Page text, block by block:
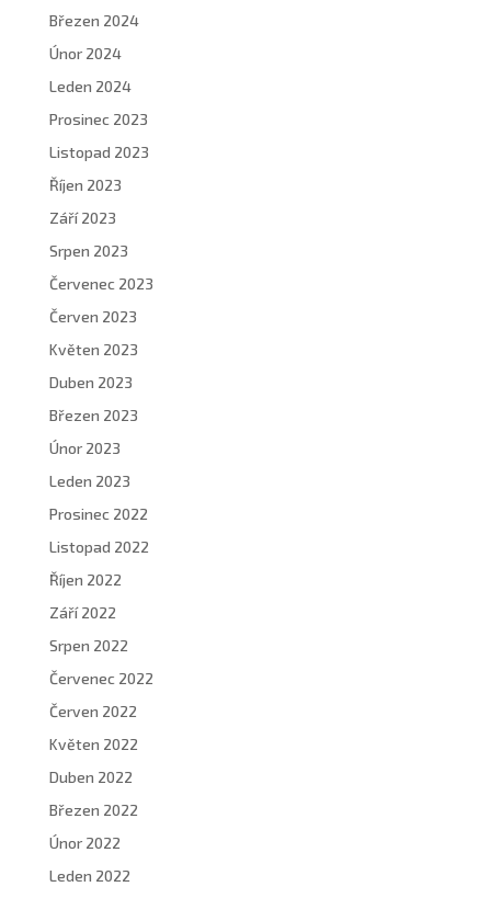
Březen 2024
Únor 2024
Leden 2024
Prosinec 2023
Listopad 2023
Říjen 2023
Září 2023
Srpen 2023
Červenec 2023
Červen 2023
Květen 2023
Duben 2023
Březen 2023
Únor 2023
Leden 2023
Prosinec 2022
Listopad 2022
Říjen 2022
Září 2022
Srpen 2022
Červenec 2022
Červen 2022
Květen 2022
Duben 2022
Březen 2022
Únor 2022
Leden 2022